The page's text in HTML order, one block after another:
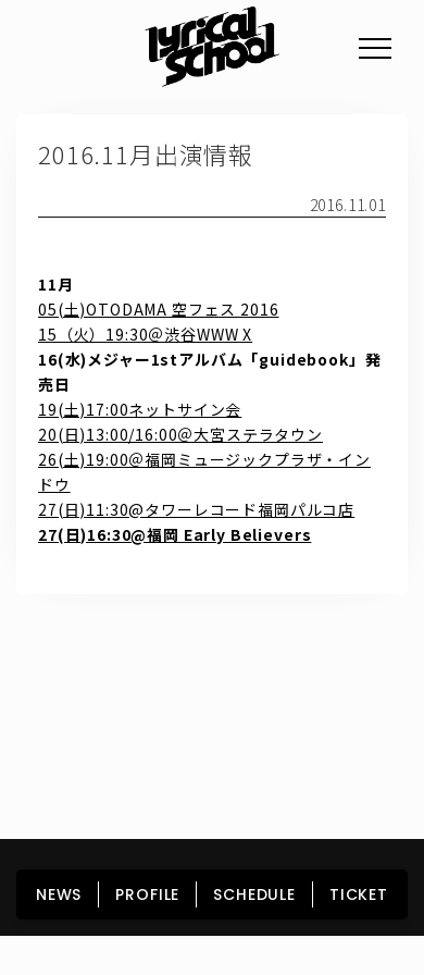
2016.11月出演情報
2016.11.01
11月
05(土)OTODAMA 空フェス 2016
15（火）19:30＠渋谷WWW X
16(水)メジャー1stアルバム「guidebook」発
売日
19(土)17:00ネットサイン会
20(日)13:00/16:00＠大宮ステラタウン
26(土)19:00＠福岡ミュージックプラザ・イン
ドウ
27(日)11:30@タワーレコード福岡パルコ店
27(日)16:30@福岡 Early Believers
HOME NEWS PROFILE
SCHEDULE
DISCOGRAPHY
GOODS FAN CLUB
NEWS PROFILE SCHEDULE TICKET
PROFILE
GOODS
FAN CLUB